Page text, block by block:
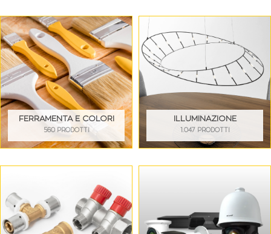
FERRAMENTA E COLORI
560 PRODOTTI
ILLUMINAZIONE
1.047 PRODOTTI